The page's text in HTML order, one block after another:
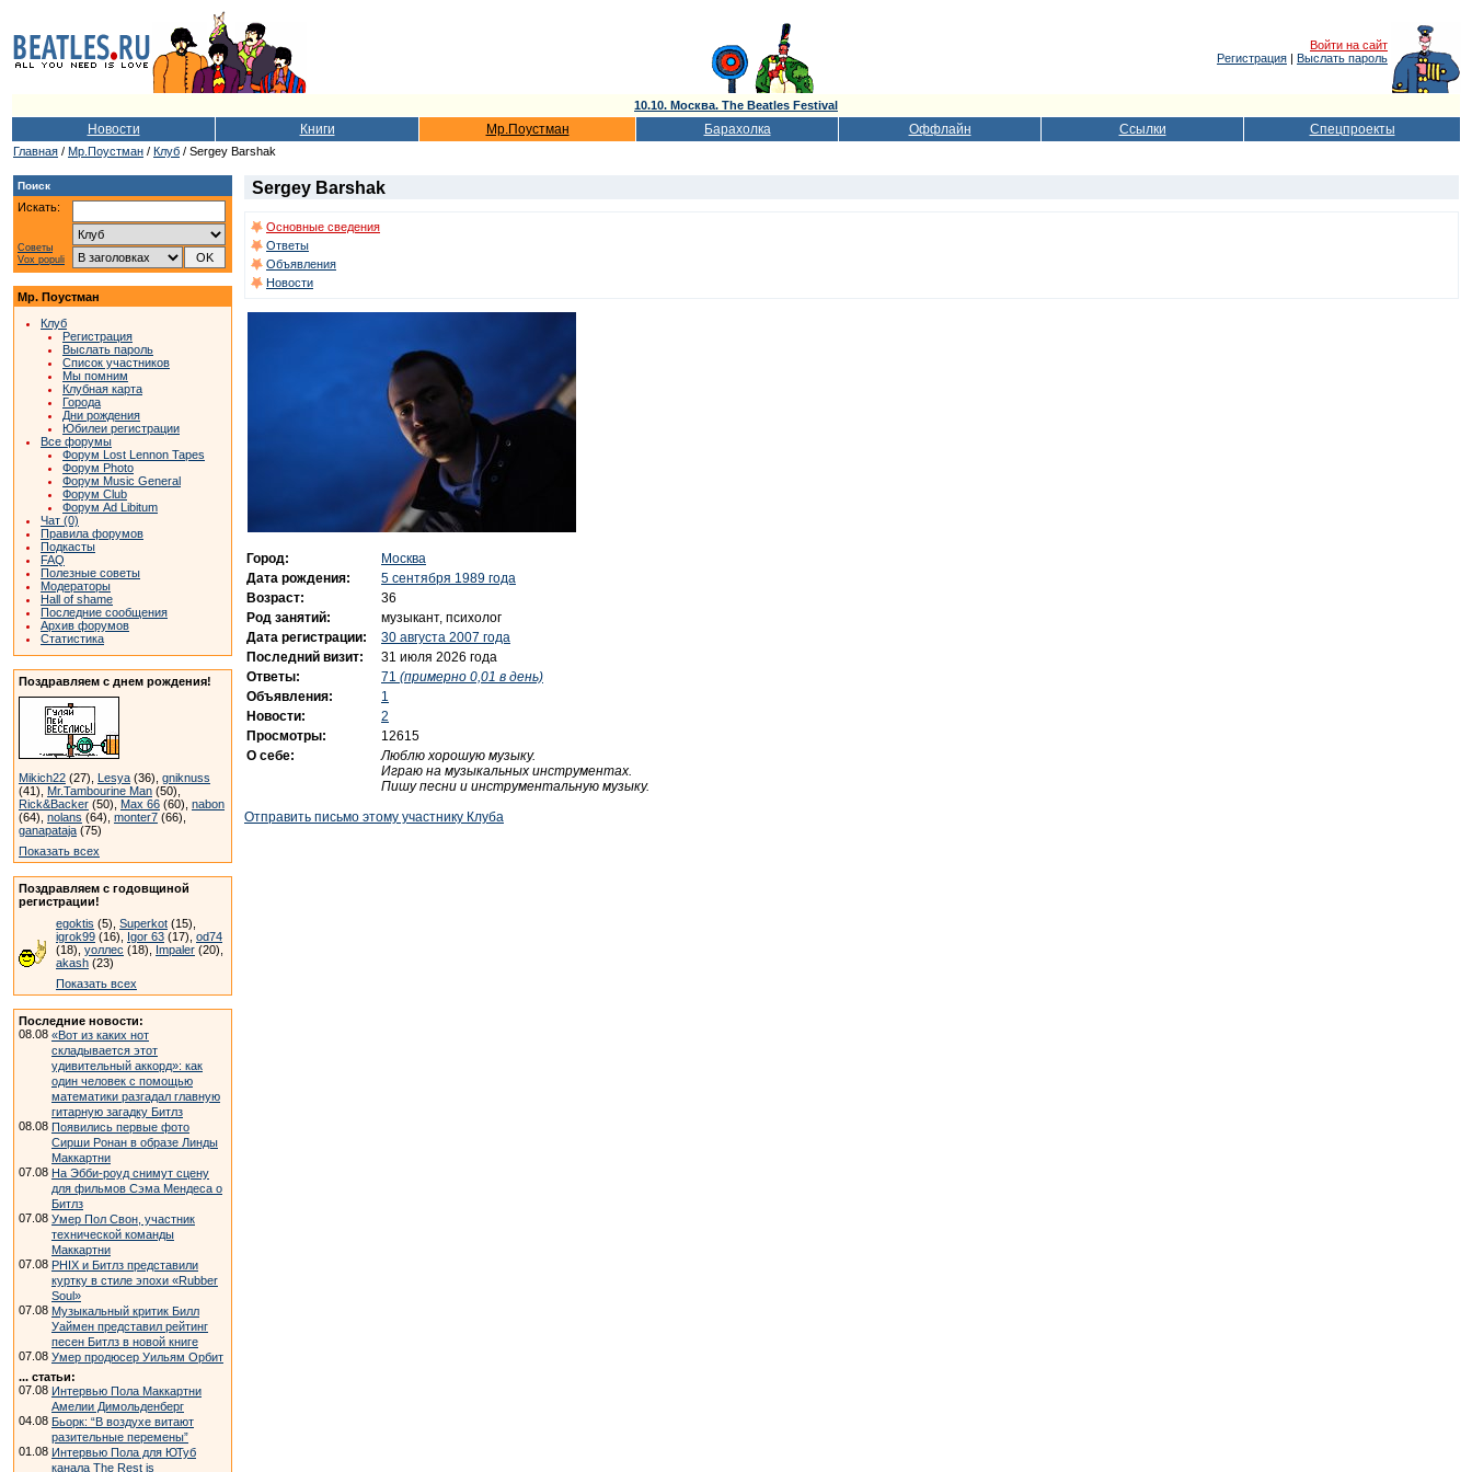
Войти на сайт
Регистрация | Выслать пароль
10.10. Москва. The Beatles Festival
Новости Книги Мр.Поустман Барахолка Оффлайн Ссылки Спецпроекты
Главная / Мр.Поустман / Клуб / Sergey Barshak
Поиск
Искать:
Советы
Vox populi
Мр. Поустман
Клуб
Регистрация
Выслать пароль
Список участников
Мы помним
Клубная карта
Города
Дни рождения
Юбилеи регистрации
Все форумы
Форум Lost Lennon Tapes
Форум Photo
Форум Music General
Форум Club
Форум Ad Libitum
Чат (0)
Правила форумов
Подкасты
FAQ
Полезные советы
Модераторы
Hall of shame
Последние сообщения
Архив форумов
Статистика
Поздравляем с днем рождения!
Mikich22 (27), Lesya (36), gniknuss
(41), Mr.Tambourine Man (50),
Rick&Backer (50), Max 66 (60), nabon
(64), nolans (64), monter7 (66),
ganapataja (75)
Показать всех
Поздравляем с годовщиной
регистрации!
egoktis (5), Superkot (15),
igrok99 (16), Igor 63 (17), od74
(18), уоллес (18), Impaler (20),
akash (23)
Показать всех
Последние новости:
08.08 «Вот из каких нот
складывается этот
удивительный аккорд»: как
один человек с помощью
математики разгадал главную
гитарную загадку Битлз
08.08 Появились первые фото
Сирши Ронан в образе Линды
Маккартни
07.08 На Эбби-роуд снимут сцену
для фильмов Сэма Мендеса о
Битлз
07.08 Умер Пол Свон, участник
технической команды
Маккартни
07.08 PHIX и Битлз представили
куртку в стиле эпохи «Rubber
Soul»
07.08 Музыкальный критик Билл
Уаймен представил рейтинг
песен Битлз в новой книге
07.08 Умер продюсер Уильям Орбит
... статьи:
07.08 Интервью Пола Маккартни
Амелии Димольденберг
04.08 Бьорк: “В воздухе витают
разительные перемены”
01.08 Интервью Пола для ЮТуб
канала The Rest is
Sergey Barshak
Основные сведения
Ответы
Объявления
Новости
Город:
Москва
Дата рождения:
5 сентября 1989 года
Возраст:
36
Род занятий:
музыкант, психолог
Дата регистрации:
30 августа 2007 года
Последний визит:
31 июля 2026 года
Ответы:
71 (примерно 0,01 в день)
Объявления:
1
Новости:
2
Просмотры:
12615
О себе:
Люблю хорошую музыку.
Играю на музыкальных инструментах.
Пишу песни и инструментальную музыку.
Отправить письмо этому участнику Клуба